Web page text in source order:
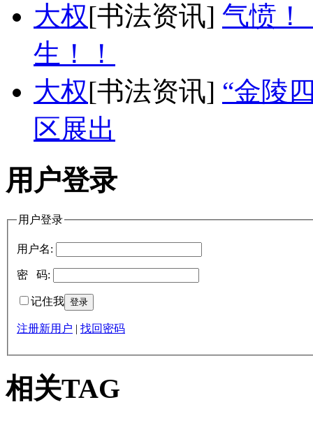
大权[书法资讯] 气愤！
生！！
大权[书法资讯] “金陵
区展出
用户登录
用户登录
用户名:
密 码:
记住我
注册新用户 | 找回密码
相关TAG